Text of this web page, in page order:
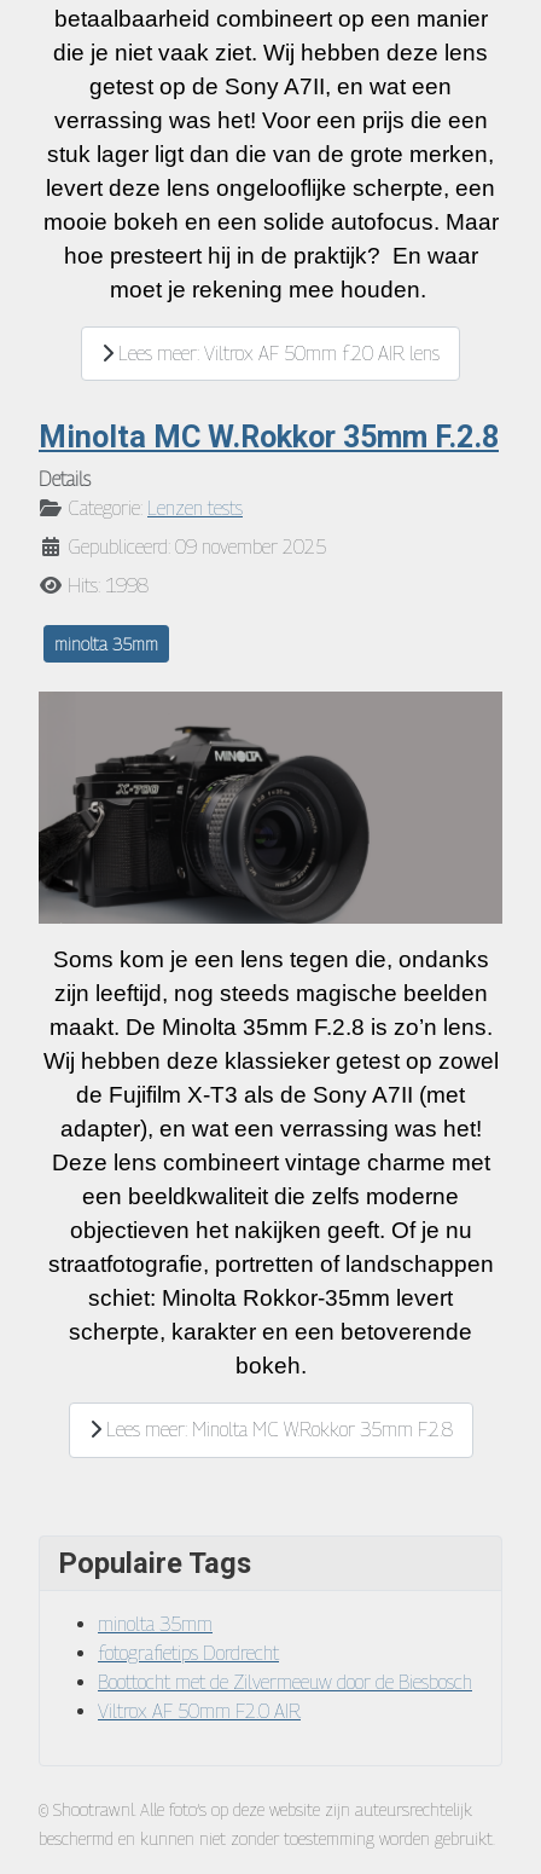
betaalbaarheid combineert op een manier
die je niet vaak ziet. Wij hebben deze lens
getest op de Sony A7II, en wat een
verrassing was het! Voor een prijs die een
stuk lager ligt dan die van de grote merken,
levert deze lens ongelooflijke scherpte, een
mooie bokeh en een solide autofocus. Maar
hoe presteert hij in de praktijk? En waar
moet je rekening mee houden.
Lees meer: Viltrox AF 50mm f.20 AIR lens
Minolta MC W.Rokkor 35mm F.2.8
Details
Categorie: Lenzen tests
Gepubliceerd: 09 november 2025
Hits: 1998
minolta 35mm
Soms kom je een lens tegen die, ondanks
zijn leeftijd, nog steeds magische beelden
maakt. De Minolta 35mm F.2.8 is zo’n lens.
Wij hebben deze klassieker getest op zowel
de Fujifilm X-T3 als de Sony A7II (met
adapter), en wat een verrassing was het!
Deze lens combineert vintage charme met
een beeldkwaliteit die zelfs moderne
objectieven het nakijken geeft. Of je nu
straatfotografie, portretten of landschappen
schiet: Minolta Rokkor-35mm levert
scherpte, karakter en een betoverende
bokeh.
Lees meer: Minolta MC W.Rokkor 35mm F.2.8
Populaire Tags
minolta 35mm
fotografietips Dordrecht
Boottocht met de Zilvermeeuw door de Biesbosch
Viltrox AF 50mm F2.0 AIR
© Shootraw.nl. Alle foto’s op deze website zijn auteursrechtelijk
beschermd en kunnen niet zonder toestemming worden gebruikt.